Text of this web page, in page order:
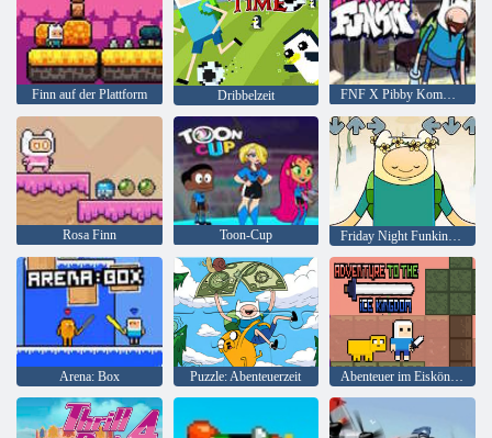
Finn auf der Plattform Dribbelzeit FNF X Pibby Komm mit mir
Rosa Finn Toon-Cup Friday Night Funkin Come Along With Me mit Liedtext
Arena: Box Puzzle: Abenteuerzeit Abenteuer im Eiskönigreich